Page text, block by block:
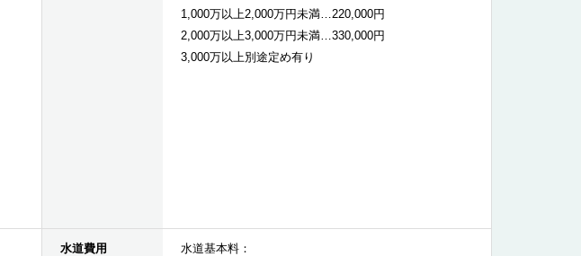
1,000万以上2,000万円未満…220,000円
2,000万以上3,000万円未満…330,000円
3,000万以上別途定め有り
水道費用
水道基本料：